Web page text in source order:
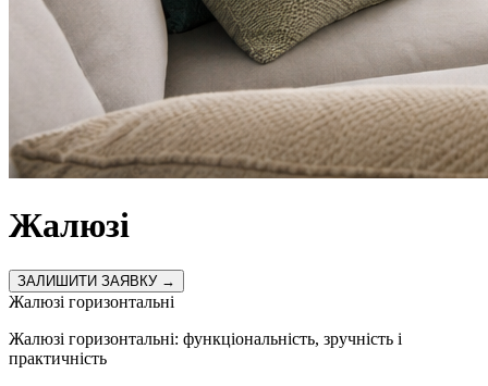
Жалюзі
ЗАЛИШИТИ ЗАЯВКУ →
Жалюзі горизонтальні
Жалюзі горизонтальні: функціональність, зручність і
практичність